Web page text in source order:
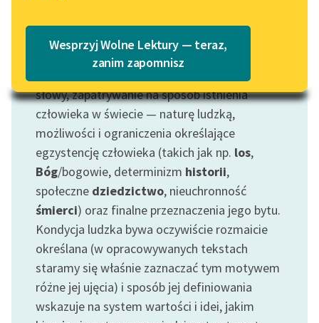
Lektury szkolne i klasyka
literatury do słuchania dla
uczennic i uczniów z
niepełnosprawnościami
E-kolekcja lektur
szkolnych i literatury do
słuchania dla uczennic i
uczniów z
niepełnosprawnościami
Feministyczne inspiracje.
Popularyzacja
skandynawskiej literatury
feministycznej
Ręce pełne poezji
Katalog w formacie PDF
Wesprzyj Wolne Lektury — teraz,
zanim zapomnisz
Motyw: Kondycja ludzka
Pogląd na kondycję ludzką, jest to, innymi
słowy, zapatrywanie na sposób istnienia
człowieka w świecie — naturę ludzką,
możliwości i ograniczenia określające
egzystencję człowieka (takich jak np. los,
Bóg/bogowie, determinizm historii,
społeczne dziedzictwo, nieuchronność
śmierci) oraz finalne przeznaczenia jego bytu.
Kondycja ludzka bywa oczywiście rozmaicie
określana (w opracowywanych tekstach
staramy się właśnie zaznaczać tym motywem
różne jej ujęcia) i sposób jej definiowania
wskazuje na system wartości i idei, jakim